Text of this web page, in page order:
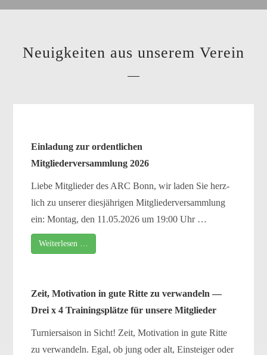
Neuigkeiten aus unserem Verein
Einladung zur ordent­li­chen
Mitgliederversammlung 2026
Liebe Mitglieder des ARC Bonn, wir laden Sie herz­
lich zu unse­rer dies­jäh­ri­gen Mitgliederversammlung
ein: Montag, den 11.05.2026 um 19:00 Uhr …
Weiterlesen …
Zeit, Motivation in gute Ritte zu ver­wan­deln —
Drei x 4 Trainingsplätze für unse­re Mitglieder
Turniersaison in Sicht! Zeit, Motivation in gute Ritte
zu ver­wan­deln. Egal, ob jung oder alt, Einsteiger oder